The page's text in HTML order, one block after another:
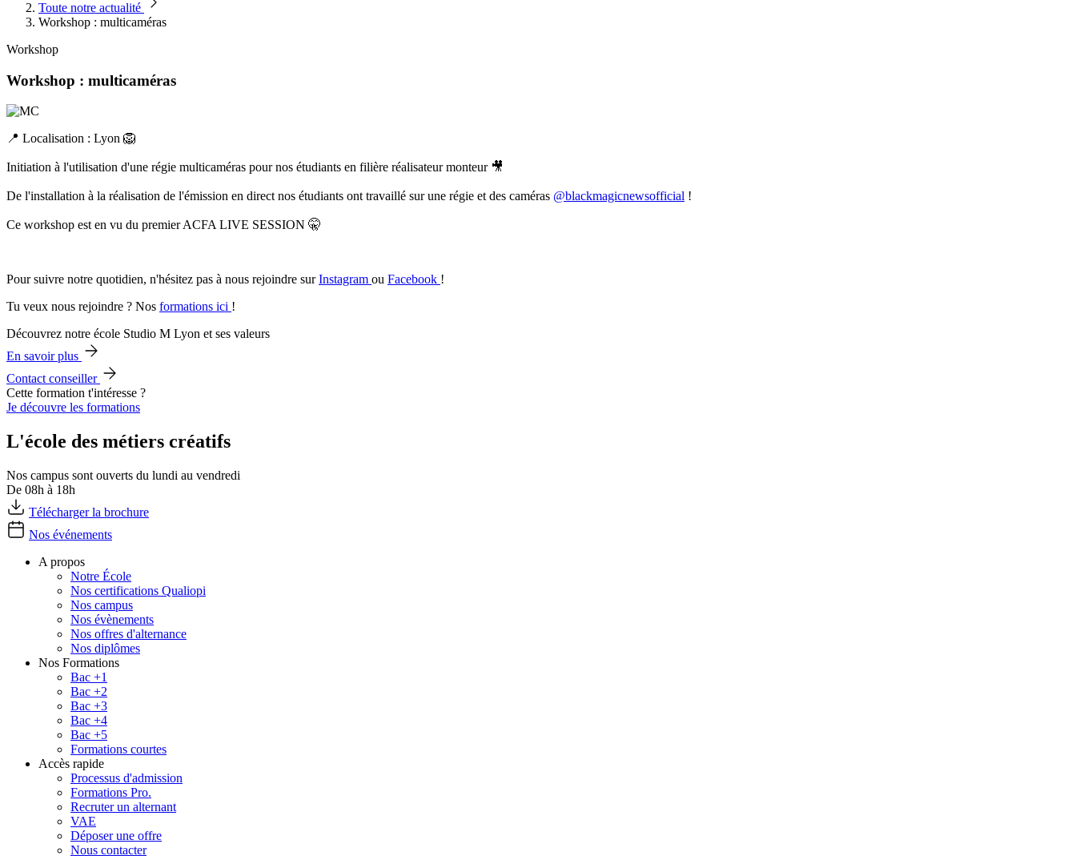
Toute notre actualité
Workshop : multicaméras
Workshop
Workshop : multicaméras
📍 Localisation : Lyon 🦁
Initiation à l'utilisation d'une régie multicaméras pour nos étudiants en filière réalisateur monteur 🎥
De l'installation à la réalisation de l'émission en direct nos étudiants ont travaillé sur une régie et des caméras @blackmagicnewsofficial !
Ce workshop est en vu du premier ACFA LIVE SESSION 🤫
Pour suivre notre quotidien, n'hésitez pas à nous rejoindre surInstagram ou Facebook !
Tu veux nous rejoindre ? Nos formations ici !
Découvrez notre école Studio M Lyon et ses valeurs
En savoir plus
Contact conseiller
Cette formation t'intéresse ?
Je découvre les formations
L'école des métiers créatifs
Nos campus sont ouverts du lundi au vendredi
De 08h à 18h
Télécharger la brochure
Nos événements
A propos
Notre École
Nos certifications Qualiopi
Nos campus
Nos évènements
Nos offres d'alternance
Nos diplômes
Nos Formations
Bac +1
Bac +2
Bac +3
Bac +4
Bac +5
Formations courtes
Accès rapide
Processus d'admission
Formations Pro.
Recruter un alternant
VAE
Déposer une offre
Nous contacter